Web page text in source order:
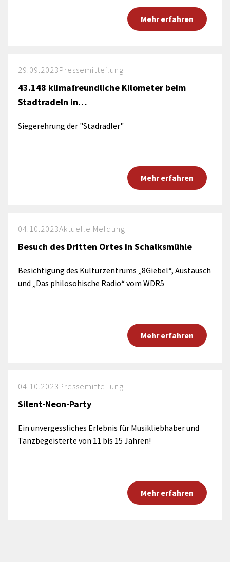
Mehr erfahren
29.09.2023Pressemitteilung
43.148 klimafreundliche Kilometer beim
Stadtradeln in…
Siegerehrung der "Stadradler"
Mehr erfahren
04.10.2023Aktuelle Meldung
Besuch des Dritten Ortes in Schalksmühle
Besichtigung des Kulturzentrums „8Giebel“, Austausch
und „Das philosohische Radio“ vom WDR5
Mehr erfahren
04.10.2023Pressemitteilung
Silent-Neon-Party
Ein unvergessliches Erlebnis für Musikliebhaber und
Tanzbegeisterte von 11 bis 15 Jahren!
Mehr erfahren